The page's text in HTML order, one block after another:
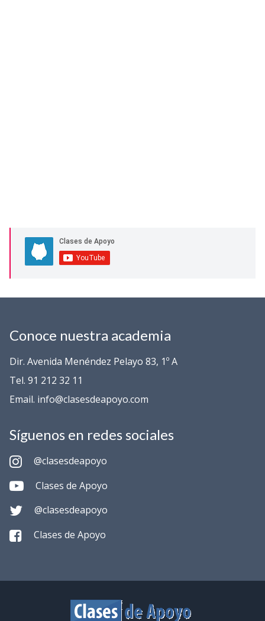
Conoce nuestra academia
Dir. Avenida Menéndez Pelayo 83, 1º A
Tel. 91 212 32 11
Email. info@clasesdeapoyo.com
Síguenos en redes sociales
@clasesdeapoyo
Clases de Apoyo
@clasesdeapoyo
Clases de Apoyo